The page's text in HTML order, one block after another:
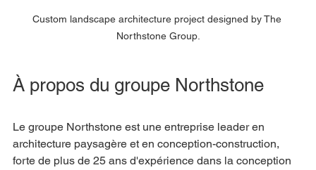
Custom landscape architecture project designed by The
Northstone Group.
À propos du groupe Northstone
Le groupe Northstone est une entreprise leader en
architecture paysagère et en conception-construction,
forte de plus de 25 ans d'expérience dans la conception